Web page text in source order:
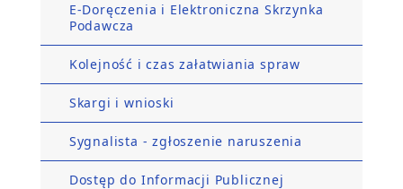
E-Doręczenia i Elektroniczna Skrzynka
Podawcza
Kolejność i czas załatwiania spraw
Skargi i wnioski
Sygnalista - zgłoszenie naruszenia
Dostęp do Informacji Publicznej